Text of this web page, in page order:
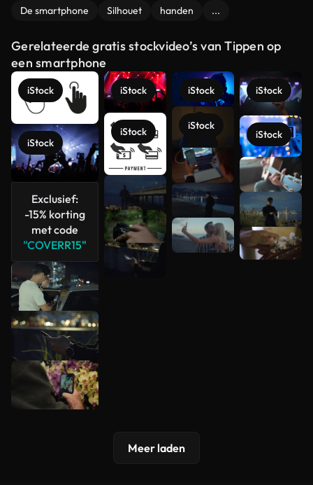
De smartphone Silhouet handen ...
Gerelateerde gratis stockvideo’s van Tippen op
een smartphone
iStock
iStock
Exclusief:
-15% korting
met code
"COVERR15"
iStock
iStock
iStock
iStock
iStock
iStock
Meer
bekijken
Meer laden